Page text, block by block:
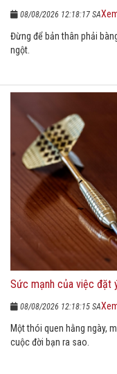
08/08/2026 12:18:17 SA
Đừng để bản thân phải
ngột.
Sức mạnh của việc đặt
08/08/2026 12:18:15 SA
Một thói quen hằng ngày,
cuộc đời bạn ra sao.